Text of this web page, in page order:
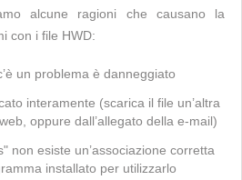
alcune ragioni che causano la
con i file HWD:
un problema è danneggiato
interamente (scarica il file un’altra
oppure dall’allegato della e-mail)
non esiste un’associazione corretta
installato per utilizzarlo